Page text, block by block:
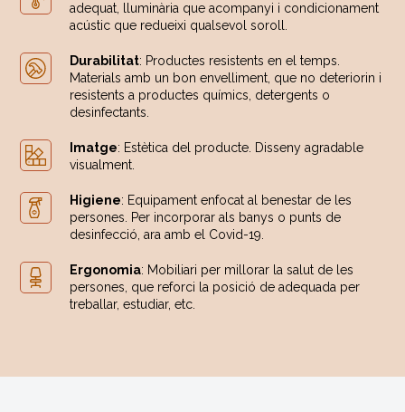
adequat, lluminària que acompanyi i condicionament
acústic que redueixi qualsevol soroll.
Durabilitat: Productes resistents en el temps.
Materials amb un bon envelliment, que no deteriorin i
resistents a productes químics, detergents o
desinfectants.
Imatge: Estètica del producte. Disseny agradable
visualment.
Higiene: Equipament enfocat al benestar de les
persones. Per incorporar als banys o punts de
desinfecció, ara amb el Covid-19.
Ergonomia: Mobiliari per millorar la salut de les
persones, que reforci la posició de adequada per
treballar, estudiar, etc.